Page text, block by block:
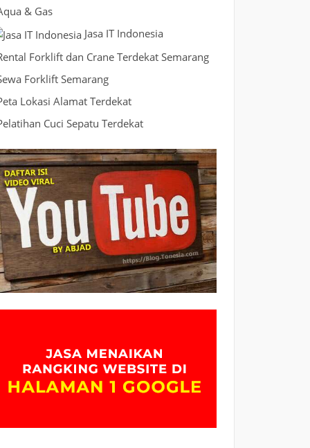
& Gas
Jasa IT Indonesia
Forklift dan Crane Terdekat Semarang
Forklift Semarang
Lokasi Alamat Terdekat
Cuci Sepatu Terdekat